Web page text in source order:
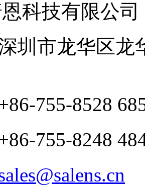
科技有限公司
圳市龙华区龙
755-8528
755-8248